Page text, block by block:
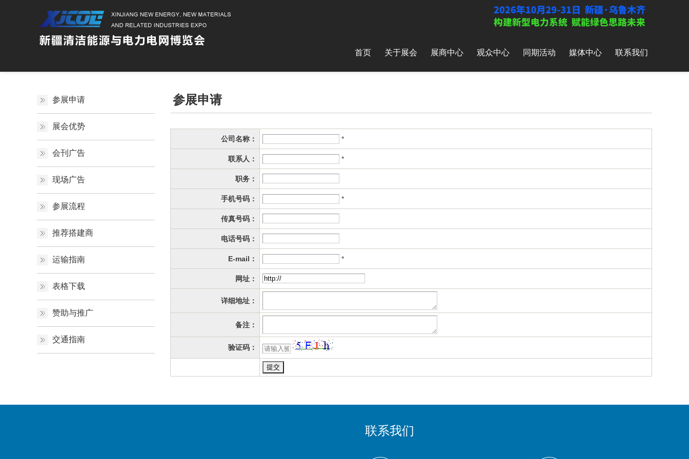
首页 关于展会 展商中心 观众中心 同期活动 媒体中心 联系我们
参展申请
展会优势
会刊广告
现场广告
参展流程
推荐搭建商
运输指南
表格下载
赞助与推广
交通指南
参展申请
公司名称： *
联系人： *
职务：
手机号码： *
传真号码：
电话号码：
E-mail： *
网址：
详细地址：
备注：
验证码：
联系我们